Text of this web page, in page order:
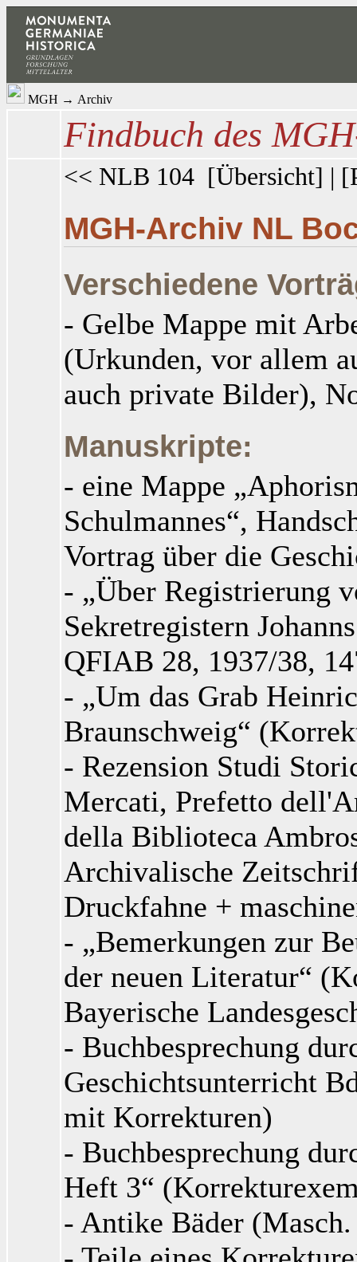
MGH → Archiv
Findbuch des
<< NLB 104 [Übersicht] | [
MGH-Archiv NL
Verschiedene
- Gelbe Mappe mit
(Urkunden, vor allem
auch private Bilder),
Manuskripte:
- eine Mappe
Schulmannes“,
Vortrag über die
- „Über Registrierung
Sekretregistern
QFIAB 28, 1937/38,
- „Um das Grab
Braunschweig“
- Rezension Studi
Mercati, Prefetto
della Biblioteca
Archivalische
Druckfahne +
- „Bemerkungen zur
der neuen Literatur“
Bayerische
- Buchbesprechung
Geschichtsunterricht
mit Korrekturen)
- Buchbesprechung
Heft 3“
- Antike Bäder